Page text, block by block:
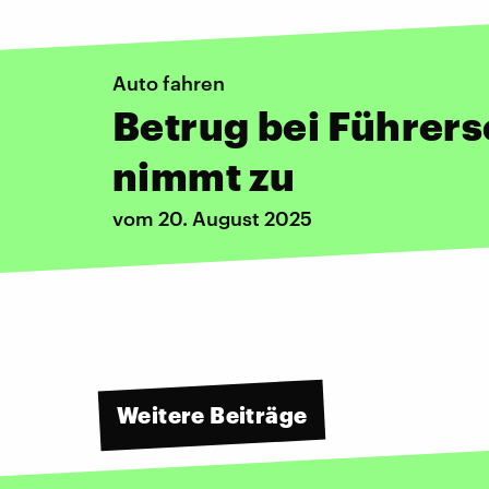
Auto fahren
Betrug bei
nimmt zu
vom 20. August 2025
Weitere Beiträge